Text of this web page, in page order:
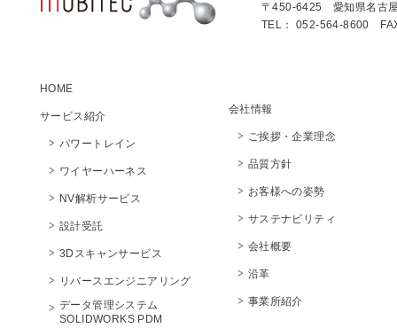
〒450-6425 愛知県名古
TEL： 052-564-8600
HOME
サービス紹介
パワートレイン
ワイヤーハーネス
NV解析サービス
設計受託
3Dスキャンサービス
リバースエンジニアリング
データ管理システム
SOLIDWORKS PDM
会社情報
ご挨拶・企業理念
品質方針
お客様への姿勢
サステナビリティ
会社概要
沿革
事業所紹介